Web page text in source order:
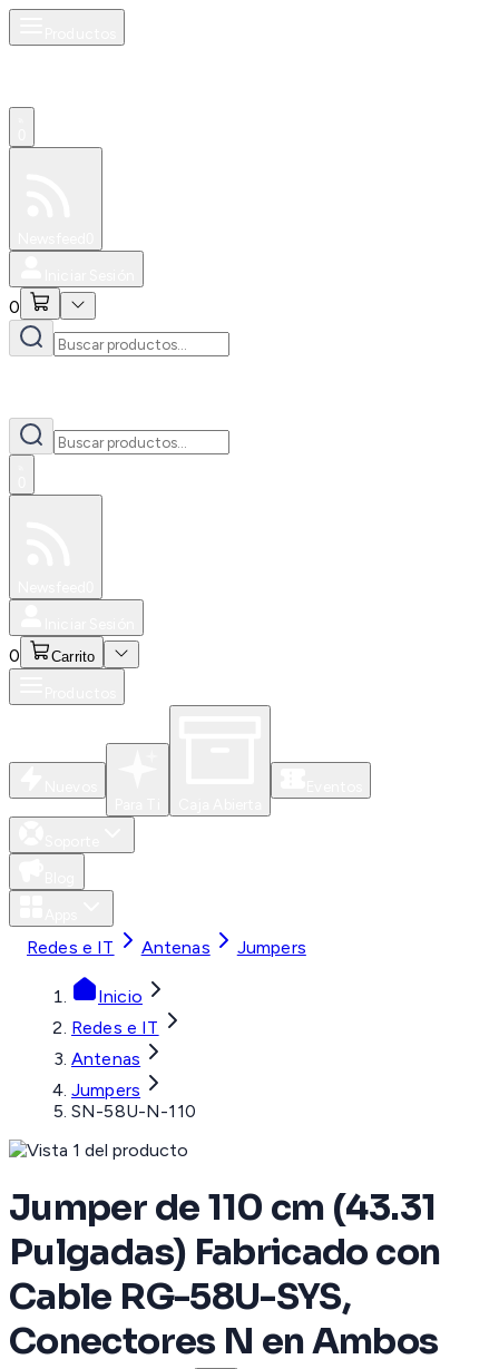
0
0 Carrito
Redes e IT Antenas Jumpers
Inicio
Redes e IT
Antenas
Jumpers
SN-58U-N-110
Jumper de 110 cm (43.31
Pulgadas) Fabricado con
Cable RG-58U-SYS,
Conectores N en Ambos